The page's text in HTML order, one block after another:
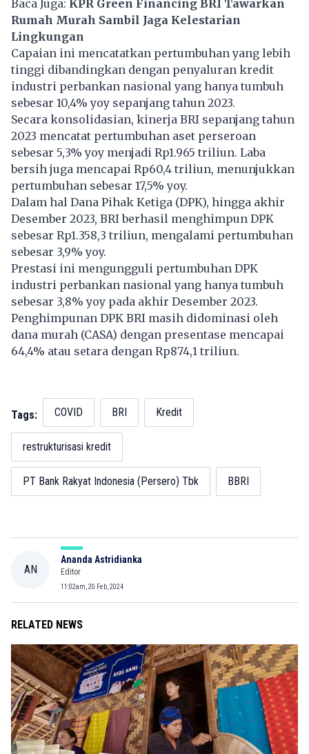
Baca Juga: KPR Green Financing BRI Tawarkan
Rumah Murah Sambil Jaga Kelestarian
Lingkungan
Capaian ini mencatatkan pertumbuhan yang lebih
tinggi dibandingkan dengan penyaluran kredit
industri perbankan nasional yang hanya tumbuh
sebesar 10,4% yoy sepanjang tahun 2023.
Secara konsolidasian, kinerja BRI sepanjang tahun
2023 mencatat pertumbuhan aset perseroan
sebesar 5,3% yoy menjadi Rp1.965 triliun. Laba
bersih juga mencapai Rp60,4 triliun, menunjukkan
pertumbuhan sebesar 17,5% yoy.
Dalam hal Dana Pihak Ketiga (DPK), hingga akhir
Desember 2023, BRI berhasil menghimpun DPK
sebesar Rp1.358,3 triliun, mengalami pertumbuhan
sebesar 3,9% yoy.
Prestasi ini mengungguli pertumbuhan DPK
industri perbankan nasional yang hanya tumbuh
sebesar 3,8% yoy pada akhir Desember 2023.
Penghimpunan DPK BRI masih didominasi oleh
dana murah (CASA) dengan presentase mencapai
64,4% atau setara dengan Rp874,1 triliun.
Tags: COVID BRI Kredit
restrukturisasi kredit
PT Bank Rakyat Indonesia (Persero) Tbk BBRI
AN
Ananda Astridianka
Editor
11:02am, 20 Feb, 2024
RELATED NEWS